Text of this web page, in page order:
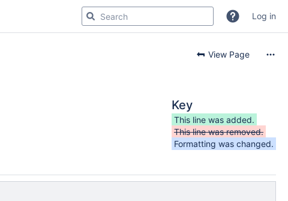
Log in
View Page
Key
This line was added.
This line was removed.
Formatting was changed.